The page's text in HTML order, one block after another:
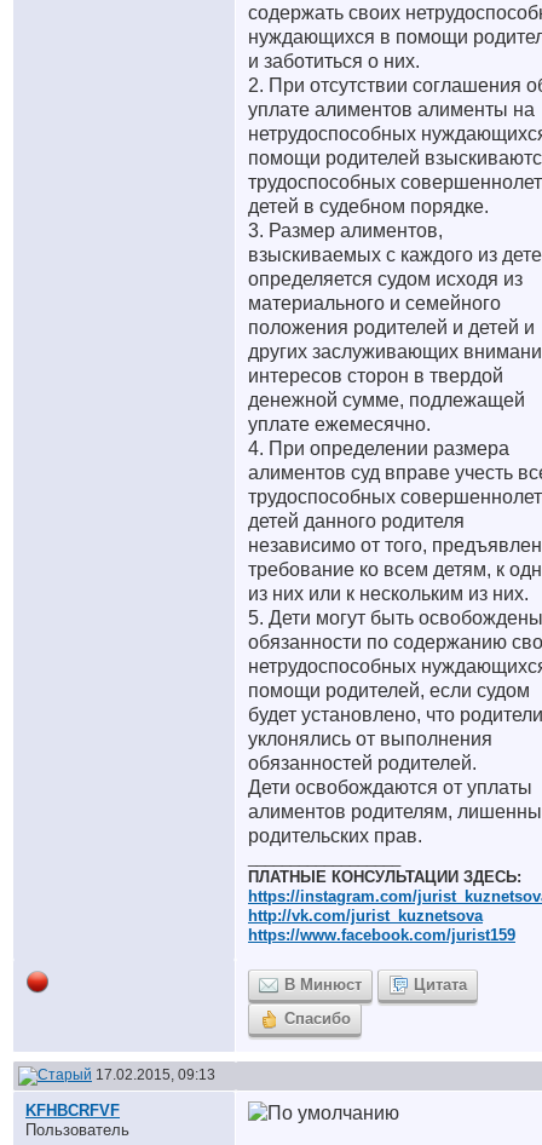
содержать своих
нуждающихся в помощи
и заботиться о них.
2. При отсутствии соглашения
уплате алиментов алименты на
нетрудоспособных
помощи родителей
трудоспособных
детей в судебном порядке.
3. Размер алиментов,
взыскиваемых с каждого из
определяется судом исходя из
материального и семейного
положения родителей и детей и
других заслуживающих
интересов сторон в твердой
денежной сумме, подлежащей
уплате ежемесячно.
4. При определении размера
алиментов суд вправе учесть
трудоспособных
детей данного родителя
независимо от того,
требование ко всем детям, к
из них или к нескольким из них.
5. Дети могут быть
обязанности по содержанию
нетрудоспособных
помощи родителей, если судом
будет установлено, что родители
уклонялись от выполнения
обязанностей родителей.
Дети освобождаются от уплаты
алиментов родителям,
родительских прав.
ПЛАТНЫЕ КОНСУЛЬТАЦИИ ЗДЕСЬ:
https://instagram.com/
http://vk.com/jurist_kuznetsova
https://www.facebook.com/jurist159
В Минюст
Цитата
Спасибо
17.02.2015, 09:13
KFHBCRFVF
Пользователь